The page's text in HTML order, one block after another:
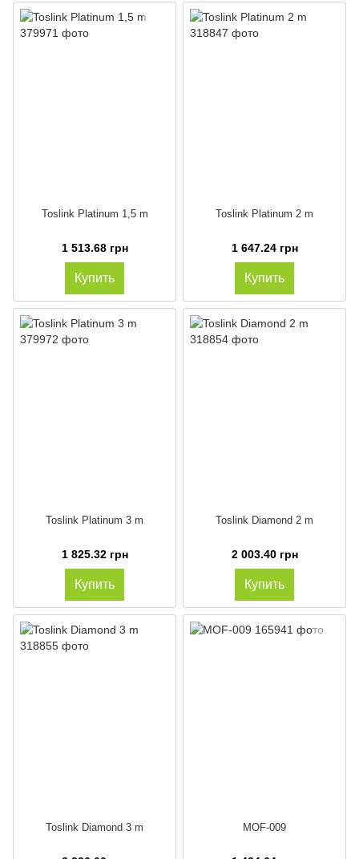
Toslink Platinum 1,5 m
1 513.68 грн
Купить
Toslink Platinum 2 m
1 647.24 грн
Купить
Toslink Platinum 3 m
1 825.32 грн
Купить
Toslink Diamond 2 m
2 003.40 грн
Купить
Toslink Diamond 3 m MOF-009